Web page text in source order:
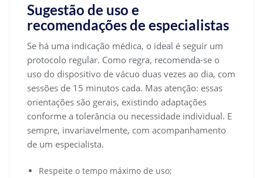
Sugestão de uso e
recomendações de especialistas
Se há uma indicação médica, o ideal é seguir um
protocolo regular. Como regra, recomenda-se o
uso do dispositivo de vácuo duas vezes ao dia, com
sessões de 15 minutos cada. Mas atenção: essas
orientações são gerais, existindo adaptações
conforme a tolerância ou necessidade individual. E
sempre, invariavelmente, com acompanhamento
de um especialista.
Respeite o tempo máximo de uso;